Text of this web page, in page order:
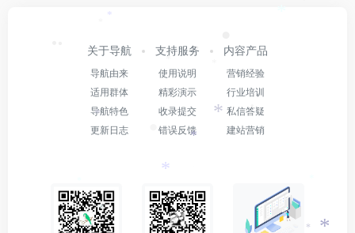
•
•
关于导航
导航由来
适用群体
导航特色
更新日志
支持服务
使用说明
精彩演示
收录提交
错误反馈
内容产品
营销经验
行业培训
私信答疑
建站营销
*
*
*
*
*
*
*